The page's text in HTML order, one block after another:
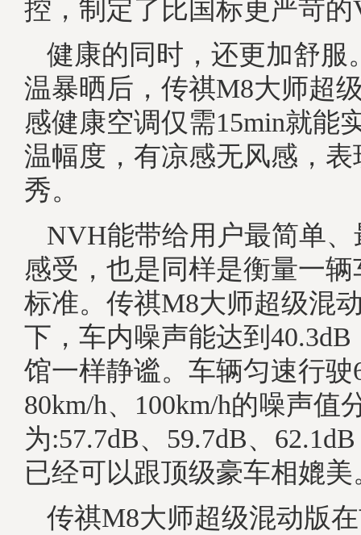
控，制定了比国标更严苛
健康的同时，还更加舒服
温暴晒后，传祺M8大师超
感健康空调仅需15min就能
温幅度，有凉感无风感，
秀。
NVH能带给用户最简单
感受，也是同样是衡量一
标准。传祺M8大师超级混
下，车内噪声能达到
馆一样静谧。车辆匀速行驶
80km/h、100km/h的噪声值
为:57.7dB、59.7dB、
已经可以跟顶级豪车相媲美
传祺M8大师超级混动版